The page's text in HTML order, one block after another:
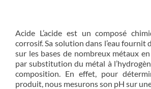
Acide L’acide est un composé
corrosif. Sa solution dans l’eau fournit
sur les bases de nombreux métaux
par substitution du métal à
composition. En effet, pour
produit, nous mesurons son pH sur